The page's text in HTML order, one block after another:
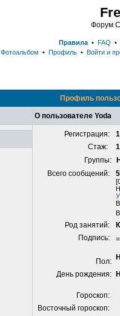
Форум
Правила • FAQ •
Фотоальбом • Профиль• Войти и
Профиль
О пользователе Yoda
Регистрация:
Стаж:
Группы:
Всего сообщений:
Род занятий:
Подпись:
Пол:
День рождения:
Гороскоп:
Восточный гороскоп: